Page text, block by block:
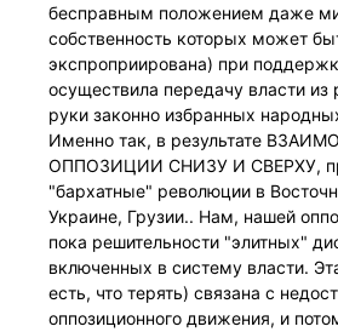
бесправным положением даже
собственность которых может
экспроприирована) при
осуществила передачу власти из
руки законно избранных
Именно так, в результате
ОППОЗИЦИИ СНИЗУ И СВЕРХУ,
"бархатные" революции в
Украине, Грузии.. Нам, нашей
пока решительности "элитных"
включенных в систему власти.
есть, что терять) связана с
оппозиционного движения, и